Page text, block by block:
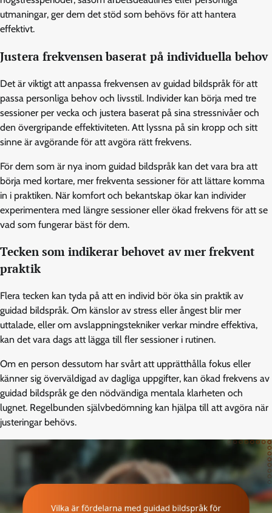
utmaningar, ger dem det stöd som behövs för att hantera
effektivt.
Justera frekvensen baserat på individuella behov
Det är viktigt att anpassa frekvensen av guidad bildspråk för att
passa personliga behov och livsstil. Individer kan börja med tre
sessioner per vecka och justera baserat på sina stressnivåer och
den övergripande effektiviteten. Att lyssna på sin kropp och sitt
sinne är avgörande för att avgöra rätt frekvens.
För dem som är nya inom guidad bildspråk kan det vara bra att
börja med kortare, mer frekventa sessioner för att lättare komma
in i praktiken. När komfort och bekantskap ökar kan individer
experimentera med längre sessioner eller ökad frekvens för att se
vad som fungerar bäst för dem.
Tecken som indikerar behovet av mer frekvent
praktik
Flera tecken kan tyda på att en individ bör öka sin praktik av
guidad bildspråk. Om känslor av stress eller ångest blir mer
uttalade, eller om avslappningstekniker verkar mindre effektiva,
kan det vara dags att lägga till fler sessioner i rutinen.
Om en person dessutom har svårt att upprätthålla fokus eller
känner sig överväldigad av dagliga uppgifter, kan ökad frekvens av
guidad bildspråk ge den nödvändiga mentala klarheten och
lugnet. Regelbunden självbedömning kan hjälpa till att avgöra när
justeringar behövs.